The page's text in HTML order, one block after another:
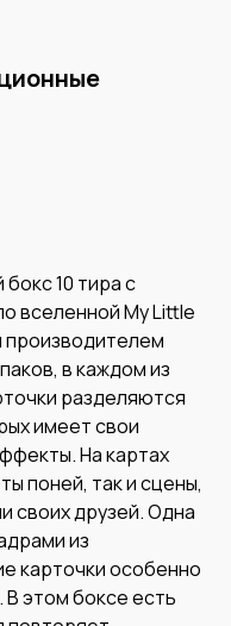
10 тира с
вселенной My Little
производителем
в каждом из
разделяются
имеет свои
На картах
поней, так и сцены,
своих друзей. Одна
из
карточки особенно
этом боксе есть